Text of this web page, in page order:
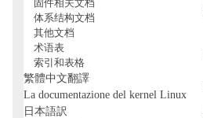
固件相关文档
体系结构文档
其他文档
术语表
索引和表格
繁體中文翻譯
La documentazione del kernel Linux
日本語訳